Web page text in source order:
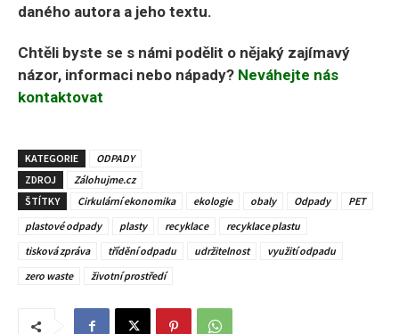
daného autora a jeho textu.
Chtěli byste se s námi podělit o nějaký zajímavý
názor, informaci nebo nápady? Neváhejte nás
kontaktovat
KATEGORIE
ODPADY
ZDROJ
Zálohujme.cz
ŠTÍTKY
Cirkulární ekonomika ekologie obaly Odpady
PET
plastové odpady
plasty recyklace
recyklace plastu
tisková zpráva
třídění odpadu udržitelnost
využití odpadu
zero waste
životní prostředí